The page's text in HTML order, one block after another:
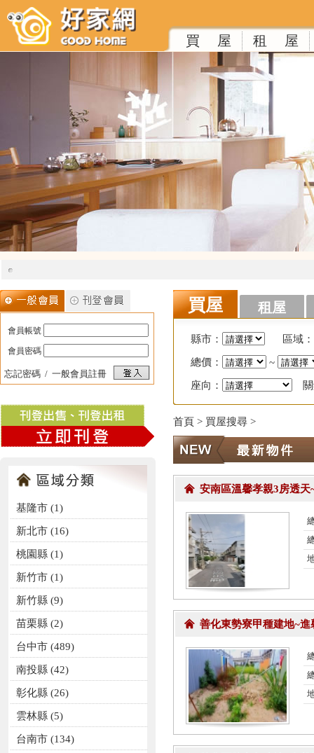
買 屋 租 屋
會員帳號
會員密碼
忘記密碼 / 一般會員註冊
基隆市 (1)
新北市 (16)
桃園縣 (1)
新竹市 (1)
新竹縣 (9)
苗栗縣 (2)
台中市 (489)
南投縣 (42)
彰化縣 (26)
雲林縣 (5)
台南市 (134)
買屋 租屋
縣市： 區域：
總價： ~
座向：
首頁 > 買屋搜尋 >
安南區溫馨孝親3房透天
善化東勢寮甲種建地~進